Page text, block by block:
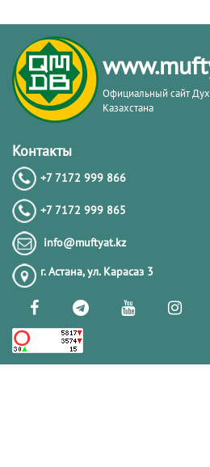
Официальный сайт
Казахстана
Контакты
+7 7172 999 866
+7 7172 999 865
info@muftyat.kz
г. Астана, ул. Карасаз 3